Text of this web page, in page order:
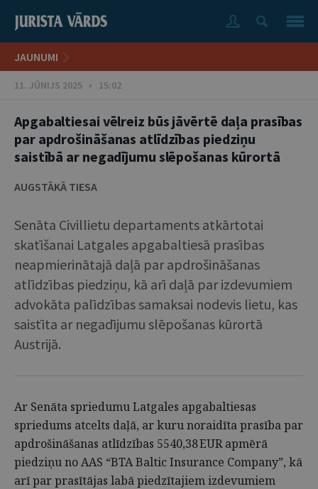
JAUNUMI
11. JŪNIJS 2025 • 15:02
Apgabaltiesai vēlreiz būs jāvērtē daļa prasības
par apdrošināšanas atlīdzības piedziņu
saistībā ar negadījumu slēpošanas kūrortā
AUGSTĀKĀ TIESA
Senāta Civillietu departaments atkārtotai
skatīšanai Latgales apgabaltiesā prasības
neapmierinātajā daļā par apdrošināšanas
atlīdzības piedziņu, kā arī daļā par izdevumiem
advokāta palīdzības samaksai nodevis lietu, kas
saistīta ar negadījumu slēpošanas kūrortā
Austrijā.
Ar Senāta spriedumu Latgales apgabaltiesas
spriedums atcelts daļā, ar kuru noraidīta prasība par
apdrošināšanas atlīdzības 5540,38 EUR apmērā
piedziņu no AAS “BTA Baltic Insurance Company”, kā
arī par prasītājas labā piedzītajiem izdevumiem